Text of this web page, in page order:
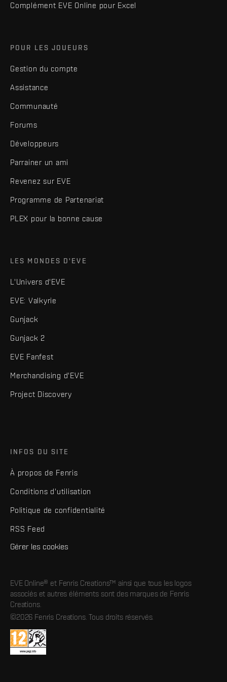
Complément EVE Online pour Excel
POUR LES JOUEURS
Gestion du compte
Assistance
Communauté
Forums
Développeurs
Parrainer un ami
Revenez sur EVE
Programme de Partenariat
PLEX pour la bonne cause
LES MONDES D'EVE
L'Univers d'EVE
EVE: Valkyrie
Gunjack
Gunjack 2
EVE Fanfest
Merchandising d'EVE
Project Discovery
INFOS DU SITE
À propos de Fenris
Conditions d'utilisation
Politique de confidentialité
RSS Feed
Gérer les cookies
EVE Online® et Fenris Creations™ ainsi que tous les logos
associés et autres éléments sont des marques de Fenris
Creations.
©2026 Fenris Creations. Tous droits réservés.